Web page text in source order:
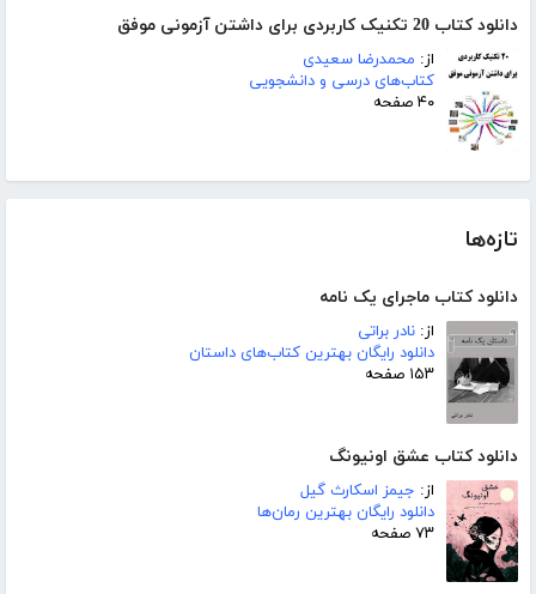
دانلود کتاب 20 تکنیک کاربردی برای داشتن آزمونی موفق
از: محمدرضا سعیدی
کتاب‌های درسی و دانشجویی
۴۰ صفحه
تازه‌ها
دانلود کتاب ماجرای یک نامه
از: نادر براتی
دانلود رایگان بهترین کتاب‌های داستان
۱۵۳ صفحه
دانلود کتاب عشق اونیونگ
از: جیمز اسکارث گیل
دانلود رایگان بهترین رمان‌ها
۷۳ صفحه